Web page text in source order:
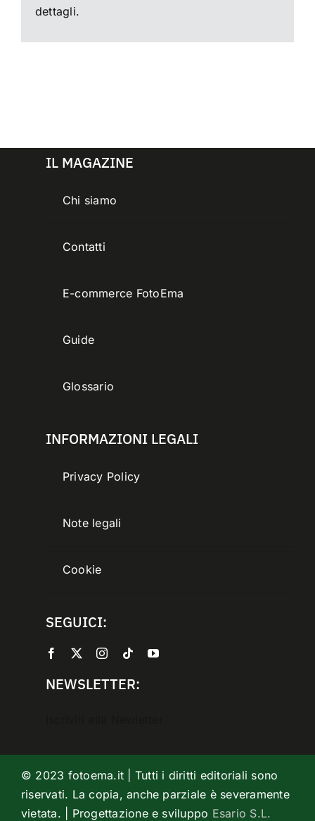
dettagli.
IL MAGAZINE
Chi siamo
Contatti
E-commerce FotoEma
Guide
Glossario
INFORMAZIONI LEGALI
Privacy Policy
Note legali
Cookie
SEGUICI:
NEWSLETTER:
© 2023 fotoema.it | Tutti i diritti editoriali sono
riservati. La copia, anche parziale è severamente
vietata. | Progettazione e sviluppo Esario S.L.